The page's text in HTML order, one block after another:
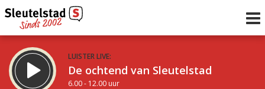
LUISTER LIVE:
De ochtend van Sleutelstad
6.00 - 12.00 uur